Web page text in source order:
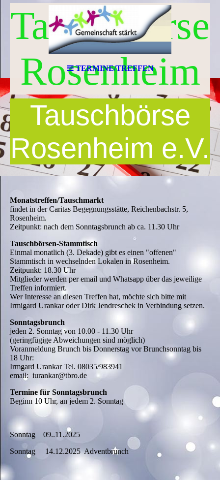
TERMINE/TREFFEN
Tauschbörse
Rosenheim
Tauschbörse
Rosenheim e.V.
Monatstreffen/Tauschmarkt
findet in der Caritas Begegnungsstätte, Reichenbachstr. 5,
Rosenheim.
Zeitpunkt: nach dem Sonntagsbrunch ab ca. 11.30 Uhr
Tauschbörsen-Stammtisch
Einmal monatlich (3. Dekade) gibt es einen "offenen"
Stammtisch in wechselnden Lokalen in Rosenheim.
Zeitpunkt: 18.30 Uhr
Mitglieder werden per email und Whatsapp über das jeweilige
Treffen informiert.
Wer Interesse an diesen Treffen hat, möchte sich bitte mit
Irmigard Urankar oder Dirk Jendreschek in Verbindung setzen.
Sonntagsbrunch
jeden 2. Sonntag von 10.00 - 11.30 Uhr
(geringfügige Abweichungen sind möglich)
Voranmeldung Brunch bis Donnerstag vor Brunchsonntag bis
18 Uhr:
Irmgard Urankar Tel. 08035/983941
email: iurankar@tbro.de
Termine für Sonntagsbrunch
Beginn 10 Uhr, an jedem 2. Sonntag
Sonntag 09..11.2025
Sonntag 14.12.2025 Adventbrunch